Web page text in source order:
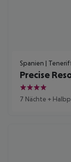
Spanien |
Precise
4
7 Nächte +